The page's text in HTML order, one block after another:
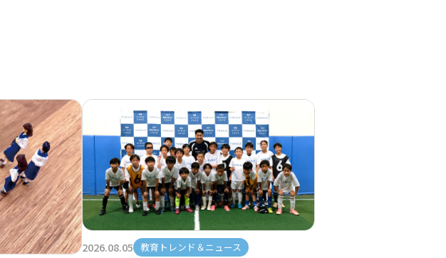
2026.08.05 教育トレンド＆ニュース